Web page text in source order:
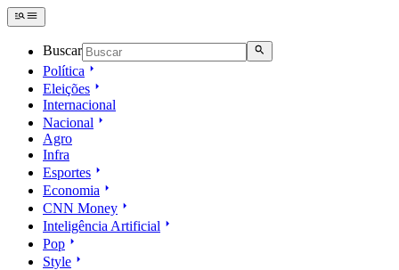
Buscar
Política
Eleições
Internacional
Nacional
Agro
Infra
Esportes
Economia
CNN Money
Inteligência Artificial
Pop
Style